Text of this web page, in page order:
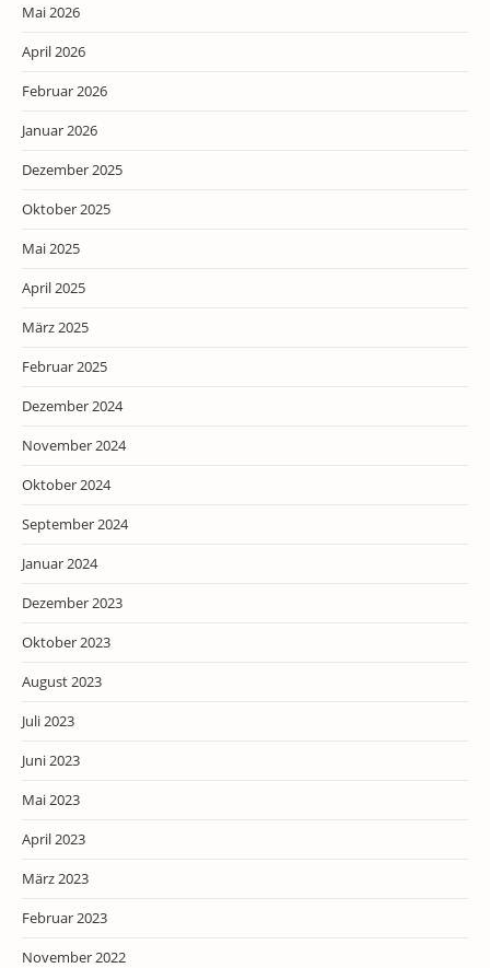
Mai 2026
April 2026
Februar 2026
Januar 2026
Dezember 2025
Oktober 2025
Mai 2025
April 2025
März 2025
Februar 2025
Dezember 2024
November 2024
Oktober 2024
September 2024
Januar 2024
Dezember 2023
Oktober 2023
August 2023
Juli 2023
Juni 2023
Mai 2023
April 2023
März 2023
Februar 2023
November 2022